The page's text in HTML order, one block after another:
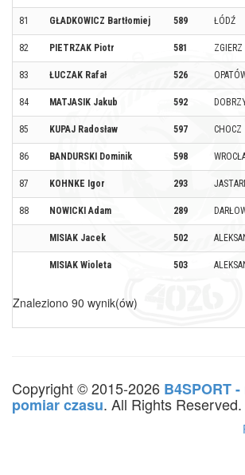
81 GŁADKOWICZ Bartłomiej 589 ŁÓDŹ
82 PIETRZAK Piotr 581 ZGIERZ
83 ŁUCZAK Rafał 526
84 MATJASIK Jakub 592
85 KUPAJ Radosław 597 CHOCZ
86 BANDURSKI Dominik 598
87 KOHNKE Igor 293
88 NOWICKI Adam 289
MISIAK Jacek 502
MISIAK Wioleta 503
Znaleziono 90 wynik(ów)
Copyright © 2015-2026 B4SPORT
pomiar czasu. All Rights Reserved.